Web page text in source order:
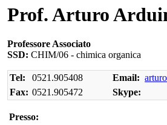
Prof. Arturo
Professore Associato
SSD: CHIM/06 - chimica organica
Tel: 0521.905408 Email:
Fax: 0521.905472 Skype:
Presso: